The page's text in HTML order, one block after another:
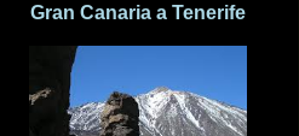
Gran Canaria a Tenerife